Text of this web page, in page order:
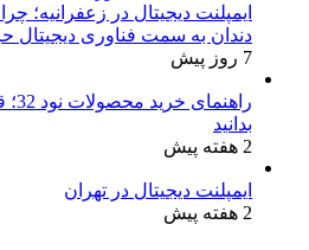
ایمپلنت دیجیتال در زعفرانیه؛
دندان به سمت فناوری
7 روز پیش
بدانید
2 هفته پیش
ایمپلنت دیجیتال در تهران
2 هفته پیش